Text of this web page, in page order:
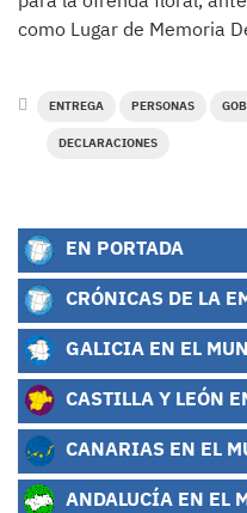
como Lugar de Memoria
ENTREGA PERSONAS
DECLARACIONES
EN PORTADA
CRÓNICAS DE LA
GALICIA EN EL
CASTILLA Y LEÓN
CANARIAS EN EL
ANDALUCÍA EN EL